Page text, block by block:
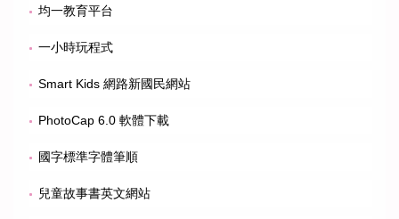
均一教育平台
一小時玩程式
Smart Kids 網路新國民網站
PhotoCap 6.0 軟體下載
國字標準字體筆順
兒童故事書英文網站